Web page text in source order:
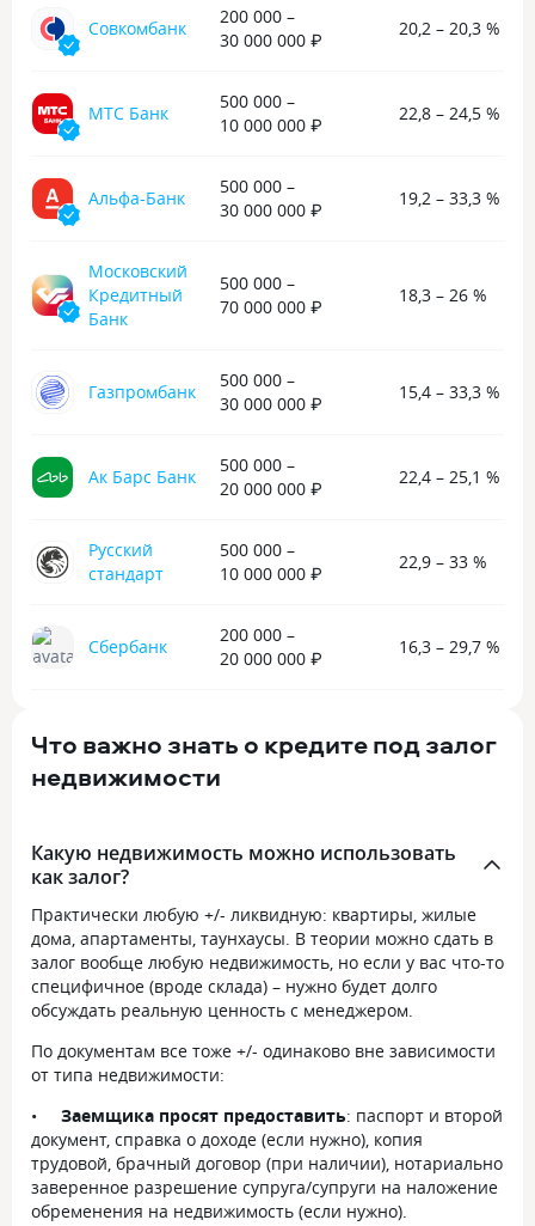
в чат в 20:26, а уже в 20:30 получила
решение своего вопроса и все
необходимые разъяснения.
за внимательное отношение
и профессиональную работу. Очень
оперативной и качественной
поддержкой.
Совкомбанк
200 000 –
30 000 000 ₽
20,2 – 20,3 %
МТС Банк
500 000 –
10 000 000 ₽
22,8 – 24,5 %
Альфа-Банк
500 000 –
30 000 000 ₽
19,2 – 33,3 %
Московский
Кредитный
Банк
500 000 –
70 000 000 ₽
18,3 – 26 %
Газпромбанк
500 000 –
30 000 000 ₽
15,4 – 33,3 %
Ак Барс Банк
500 000 –
20 000 000 ₽
22,4 – 25,1 %
Русский
стандарт
500 000 –
10 000 000 ₽
22,9 – 33 %
Сбербанк
200 000 –
20 000 000 ₽
16,3 – 29,7 %
Что важно знать о кредите под залог
недвижимости
Какую недвижимость можно использовать
как залог?
Практически любую +/- ликвидную: квартиры, жилые
дома, апартаменты, таунхаусы. В теории можно сдать в
залог вообще любую недвижимость, но если у вас что-то
специфичное (вроде склада) – нужно будет долго
обсуждать реальную ценность с менеджером.
По документам все тоже +/- одинаково вне зависимости
от типа недвижимости:
Заемщика просят предоставить: паспорт и второй
документ, справка о доходе (если нужно), копия
трудовой, брачный договор (при наличии), нотариально
заверенное разрешение супруга/супруги на наложение
обременения на недвижимость (если нужно).